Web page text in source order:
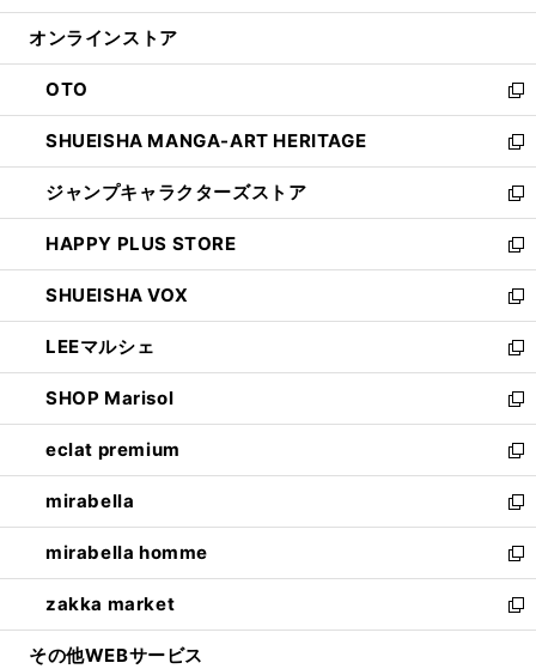
開
ン
ウ
で
開
く
ウ
ン
ド
ウ
で
開
く
オンラインストア
OTO
新
し
い
ウ
ィ
ン
ド
ウ
で
開
く
SHUEISHA MANGA-ART HERITAGE
新
し
い
ウ
ィ
ン
ド
ウ
で
開
く
ジャンプキャラクターズストア
新
し
い
ウ
ィ
ン
ド
ウ
で
開
く
HAPPY PLUS STORE
新
し
い
ウ
ィ
ン
ド
ウ
で
開
く
SHUEISHA VOX
新
し
い
ウ
ィ
ン
ド
ウ
で
開
く
LEEマルシェ
新
し
い
ウ
ィ
ン
ド
ウ
で
開
く
SHOP Marisol
新
し
い
ウ
ィ
ン
ド
ウ
で
開
eclat premium
新
し
い
ウ
ィ
ン
ド
ウ
mirabella
新
し
い
ウ
ィ
ン
mirabella homme
新
し
い
ウ
zakka market
新
し
その他WEBサービス